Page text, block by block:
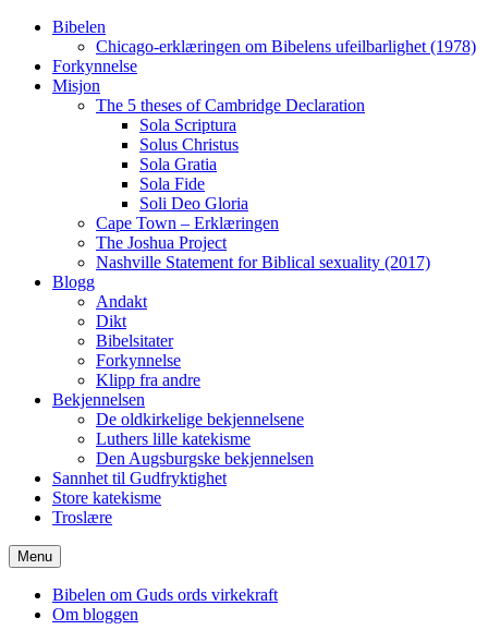
Skip
content
Bibelen
Chicago-erklæringen om Bibelens ufeilbarlighet (1978)
Forkynnelse
Misjon
The 5 theses of Cambridge Declaration
Sola Scriptura
Solus Christus
Sola Gratia
Sola Fide
Soli Deo Gloria
Cape Town – Erklæringen
The Joshua Project
Nashville Statement for Biblical sexuality (2017)
Blogg
Andakt
Dikt
Bibelsitater
Forkynnelse
Klipp fra andre
Bekjennelsen
De oldkirkelige bekjennelsene
Luthers lille katekisme
Den Augsburgske bekjennelsen
Sannhet til Gudfryktighet
Store katekisme
Troslære
Menu
Bibelen om Guds ords virkekraft
Om bloggen